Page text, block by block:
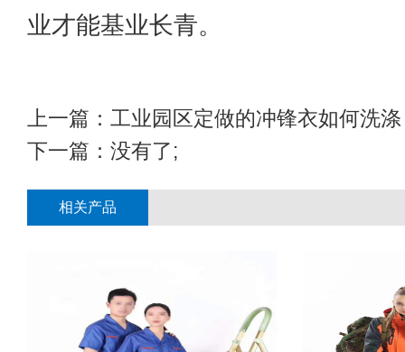
业才能基业长青。
上一篇： 工业园区定做的冲锋衣如何洗
下一篇：没有了;
相关产品